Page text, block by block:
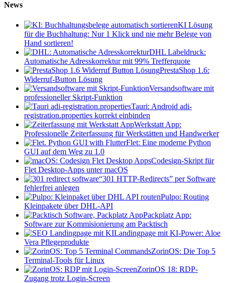
News
KI Lösung
für die Buchhaltung: Nur 1 Klick und nie mehr Belege von
Hand sortieren!
DHL Labeldruck:
Automatische Adresskorrektur mit 99% Trefferquote
PrestaShop 1.6:
Widerruf-Button Lösung
Versandsoftware mit
professioneller Skript-Funktion
Tauri: Android adi-
registration.properties korrekt einbinden
Werkstatt App:
Professionelle Zeiterfassung für Werkstätten und Handwerker
Flet: Eine moderne Python
GUI auf dem Weg zu 1.0
Codesign-Skript für
Flet Desktop-Apps unter macOS
“301 HTTP-Redirects” per Software
fehlerfrei anlegen
Pulpo: Routing
Kleinpakete über DHL-API
Packplatz App:
Software zur Kommisionierung am Packtisch
Landingpage mit KI-Power: Aloe
Vera Pflegeprodukte
ZorinOS: Die Top 5
Terminal-Tools für Linux
ZorinOS 18: RDP-
Zugang trotz Login-Screen